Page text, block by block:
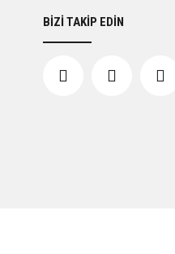
BİZİ TAKİP EDİN